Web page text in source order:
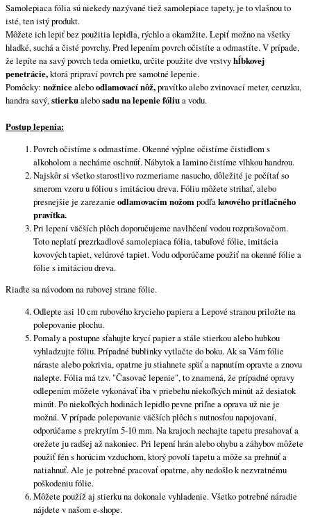
Samolepiaca fólia sú niekedy nazývané tiež samolepiace tapety, je to vlašnou to
isté, ten istý produkt.
Môžete ich lepiť bez použitia lepidla, rýchlo a okamžite. Lepiť možno na všetky
hladké, suchá a čisté povrchy. Pred lepením povrch očistíte a odmastíte. V prípade,
že lepíte na savý povrch teda omietku, určite použite dve vrstvyhĺbkovej
penetrácie,ktorá pripraví povrch pre samotné lepenie.
Pomôcky: nožnicealeboodlamovací nôž,pravítko alebo zvinovací meter, ceruzku,
handra savý,stierkualebosadu na lepenie fóliua vodu.
Postup lepenia:
Povrch očistíme s odmastíme. Okenné výplne očistíme čistidlom s
alkoholom a necháme oschnúť. Nábytok a lamino čistíme vlhkou handrou.
Najskôr si všetko starostlivo rozmeriame nasucho, dôležité je počítať so
smerom vzoru u fóliou s imitáciou dreva. Fóliu môžete strihať, alebo
presnejšie je zarezanie odlamovacím nožom podľa kovového prítlačného
pravítka.
Pri lepení väčších plôch doporučujeme navlhčení vodou rozprašovačom.
Toto neplatí prezrkadlové samolepiaca fólia, tabuľové fólie, imitácia
kovových tapiet, velúrové tapiet. Vodu odporúčame použiť na okenné fólie a
fólie s imitáciou dreva.
Riaďte sa návodom na rubovej strane fólie.
Odlepte asi 10 cm rubového krycieho papiera a Lepové stranou priložte na
polepovanie plochu.
Pomaly a postupne sťahujte krycí papier a stále stierkou alebo hubkou
vyhladzujte fóliu. Prípadné bublinky vytlačte do boku. Ak sa Vám fólie
náraste alebo pokrivia, opatrne ju stiahnete späť a napnutím opravte a znovu
nalepte. Fólia má tzv. "Časovač lepenie", to znamená, že prípadné opravy
odlepením môžete vykonávať iba v priebehu niekoľkých minút až desiatok
minút. Po niekoľkých hodinách lepidlo pevne priľne a oprava už nie je
možná. V prípade polepovanie väčších plôch s nutnosťou napojovaní,
odporúčame s prekrytím 5-10 mm. Na krajoch nechajte tapetu presahovať a
orežete ju radšej až nakoniec. Pri lepení hrán alebo ohybu a záhybov môžete
použiť fén s horúcim vzduchom, ktorý povolí tapetu a môže sa prehnúť a
natiahnuť. Ale je potrebné pracovať opatrne, aby nedošlo k nezvratnému
poškodeniu fólie.
Môžete použíž aj stierku na dokonale vyhladenie. Všetko potrebné náradie
nájdete v našom e-shope.